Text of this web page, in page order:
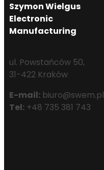
Szymon Wielgus
Electronic
Manufacturing
ul. Powstańców 50,
31-422 Kraków
E-mail: biuro@swem.pl
Tel: +48 735 381 743